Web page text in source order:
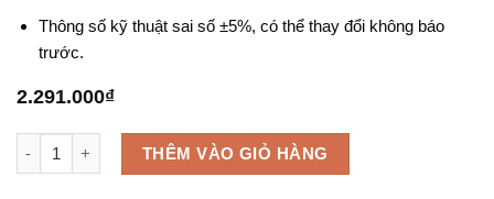
Thông số kỹ thuật sai số ±5%, có thể thay đổi không báo
trước.
2.291.000₫
Cụm bàn làm việc 2 chỗ 1907B12-2 số lượng
THÊM VÀO GIỎ HÀNG